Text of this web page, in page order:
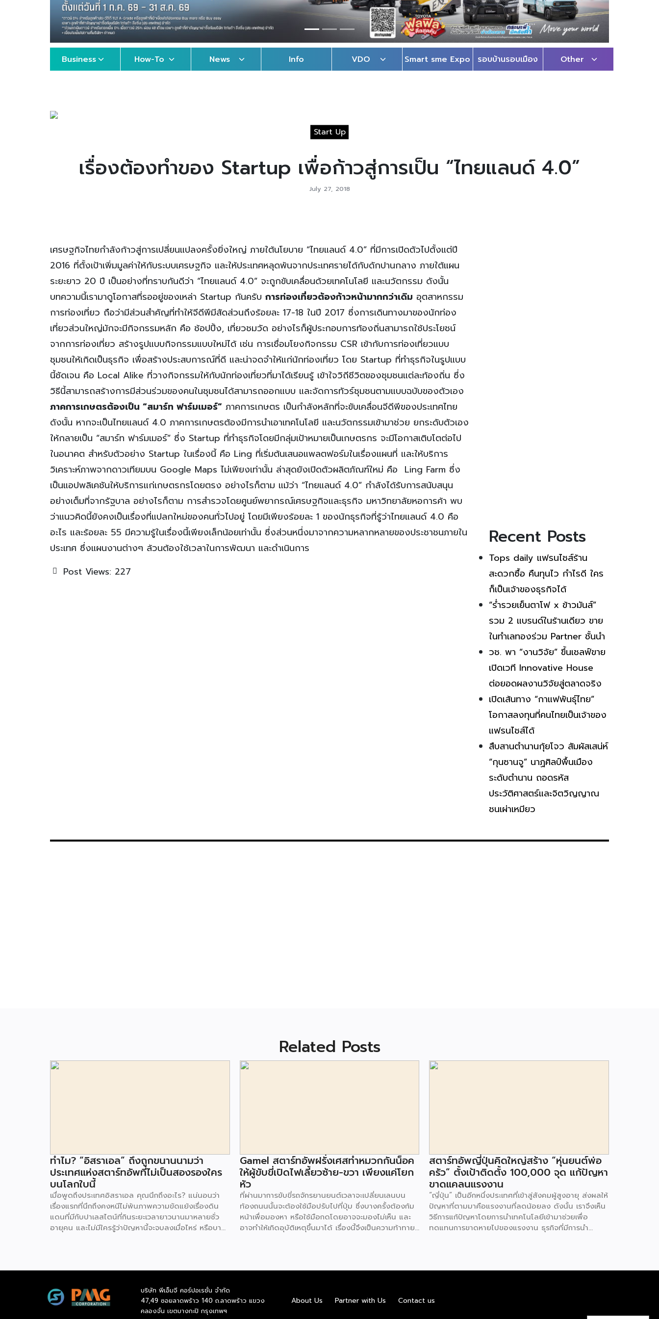
Business How-To News Info VDO Smart sme Expo รอบบ้านรอบเมือง Other
Start Up
เรื่องต้องทำของ Startup เพื่อก้าวสู่การเป็น “ไทยแลนด์ 4.0”
July 27, 2018
เศรษฐกิจไทยกำลังก้าวสู่การเปลี่ยนแปลงครั้งยิ่งใหญ่ ภายใต้นโยบาย “ไทยแลนด์ 4.0” ที่มีการเปิดตัวไปตั้งแต่ปี
2016 ที่ตั้งเป้าเพิ่มมูลค่าให้กับระบบเศรษฐกิจ และให้ประเทศหลุดพ้นจากประเทศรายได้กับดักปานกลาง ภายใต้แผน
ระยะยาว 20 ปี เป็นอย่างที่ทราบกันดีว่า “ไทยแลนด์ 4.0” จะถูกขับเคลื่อนด้วยเทคโนโลยี และนวัตกรรม ดังนั้น
บทความนี้เรามาดูโอกาสที่รออยู่ของเหล่า Startup กันครับ การท่องเที่ยวต้องก้าวหน้ามากกว่าเดิม อุตสาหกรรม
การท่องเที่ยว ถือว่ามีส่วนสำคัญที่ทำให้จีดีพีมีสัดส่วนถึงร้อยละ 17-18 ในปี 2017 ซึ่งการเดินทางมาของนักท่อง
เที่ยวส่วนใหญ่มักจะมีกิจกรรมหลัก คือ ช้อปปิ้ง, เที่ยวชมวัด อย่างไรก็ผู้ประกอบการท้องถิ่นสามารถใช้ประโยชน์
จากการท่องเที่ยว สร้างรูปแบบกิจกรรมแบบใหม่ได้ เช่น การเชื่อมโยงกิจกรรม CSR เข้ากับการท่องเที่ยวแบบ
ชุมชนให้เกิดเป็นธุรกิจ เพื่อสร้างประสบการณ์ที่ดี และน่าจดจำให้แก่นักท่องเที่ยว โดย Startup ที่ทำธุรกิจในรูปแบบ
นี้ชัดเจน คือ Local Alike ที่วางกิจกรรมให้กับนักท่องเที่ยวที่มาได้เรียนรู้ เข้าใจวิถีชีวิตของชุมชนแต่ละท้องถิ่น ซึ่ง
วิธีนี้สามารถสร้างการมีส่วนร่วมของคนในชุมชนได้สามารถออกแบบ และจัดการทัวร์ชุมชนตามแบบฉบับของตัวเอง
ภาคการเกษตรต้องเป็น “สมาร์ท ฟาร์มเมอร์” ภาคการเกษตร เป็นกำลังหลักที่จะขับเคลื่อนจีดีพีของประเทศไทย
ดังนั้น หากจะเป็นไทยแลนด์ 4.0 ภาคการเกษตรต้องมีการนำเอาเทคโนโลยี และนวัตกรรมเข้ามาช่วย ยกระดับตัวเอง
ให้กลายเป็น “สมาร์ท ฟาร์มเมอร์” ซึ่ง Startup ที่ทำธุรกิจโดยมีกลุ่มเป้าหมายเป็นเกษตรกร จะมีโอกาสเติบโตต่อไป
ในอนาคต สำหรับตัวอย่าง Startup ในเรื่องนี้ คือ Ling ที่เริ่มต้นเสนอแพลตฟอร์มในเรื่องแผนที่ และให้บริการ
วิเคราะห์ภาพจากดาวเทียมบน Google Maps ไม่เพียงเท่านั้น ล่าสุดยังเปิดตัวผลิตภัณฑ์ใหม่ คือ Ling Farm ซึ่ง
เป็นแอปพลิเคชันให้บริการแก่เกษตรกรโดยตรง อย่างไรก็ตาม แม้ว่า “ไทยแลนด์ 4.0” กำลังได้รับการสนับสนุน
อย่างเต็มที่จากรัฐบาล อย่างไรก็ตาม การสำรวจโดยศูนย์พยากรณ์เศรษฐกิจและธุรกิจ มหาวิทยาลัยหอการค้า พบ
ว่าแนวคิดนี้ยังคงเป็นเรื่องที่แปลกใหม่ของคนทั่วไปอยู่ โดยมีเพียงร้อยละ 1 ของนักธุรกิจที่รู้ว่าไทยแลนด์ 4.0 คือ
อะไร และร้อยละ 55 มีความรู้ในเรื่องนี้เพียงเล็กน้อยเท่านั้น ซึ่งส่วนหนึ่งมาจากความหลากหลายของประชาชนภายใน
ประเทศ ซึ่งแผนงานต่างๆ ล้วนต้องใช้เวลาในการพัฒนา และดำเนินการ
Post Views: 227
Recent Posts
Tops daily แฟรนไชส์ร้าน
สะดวกซื้อ คืนทุนไว กำไรดี ใคร
ก็เป็นเจ้าของธุรกิจได้
“ร่ำรวยเย็นตาโฟ x ข้าวมันส์”
รวม 2 แบรนด์ในร้านเดียว ขาย
ในทำเลทองร่วม Partner ชั้นนำ
วช. พา “งานวิจัย” ขึ้นเชลฟ์ขาย
เปิดเวที Innovative House
ต่อยอดผลงานวิจัยสู่ตลาดจริง
เปิดเส้นทาง “กาแฟพันธุ์ไทย”
โอกาสลงทุนที่คนไทยเป็นเจ้าของ
แฟรนไชส์ได้
สืบสานตำนานกุ้ยโจว สัมผัสเสน่ห์
“กุนซานจู” นาฏศิลป์พื้นเมือง
ระดับตำนาน ถอดรหัส
ประวัติศาสตร์และจิตวิญญาณ
ชนเผ่าเหมียว
Related Posts
ทำไม? “อิสราเอล” ถึงถูกขนานนามว่า
ประเทศแห่งสตาร์ทอัพที่ไม่เป็นสองรองใคร
บนโลกใบนี้
เมื่อพูดถึงประเทศอิสราเอล คุณนึกถึงอะไร? แน่นอนว่า
เรื่องแรกที่นึกถึงคงหนีไม่พ้นภาพความขัดแย้งเรื่องดิน
แดนที่มีกับปาเลสไตน์ที่กินระยะเวลายาวนานมาหลายชั่ว
อายุคน และไม่มีใครรู้ว่าปัญหานี้จะจบลงเมื่อไหร่ หรือบาง
ประเทศแห่งสตาร์ทอัพเลยทีเดียว เรียกได้ว่าเป็นเมืองแห่ง
คน หากย้อนปูมหลังพบว่าเป็นชาวยิวที่อพยพมาจากยุโรป
มาตั้งรกรากในดินแดนแห่งนี้ แต่ด้วยข้อจำกัดเรื่องของ
สภาพภูมิประเทศที่แห้งแล้ง ปลูกได้เฉพาะพืชเกษตรกรรม
Gamel สตาร์ทอัพฝรั่งเศสทำหมวกกันน็อค
ให้ผู้ขับขี่เปิดไฟเลี้ยวซ้าย-ขวา เพียงแค่โยก
หัว
ที่ผ่านมาการขับขี่รถจักรยานยนต์เวลาจะเปลี่ยนเลนบน
ท้องถนนนั้นจะต้องใช้มือปรับไปที่ปุ่ม ซึ่งบางครั้งต้องก้ม
หน้าเพื่อมองหา หรือใช้มือกดโดยอาจจะมองไม่เห็น และ
อาจทำให้เกิดอุบัติเหตุขึ้นมาได้ เรื่องนี้จึงเป็นความท้าทาย
ซ้าย หรือทางขวา สัญญาณไฟก็จะปรากฏขึ้น แจ้งให้ผู้ขับ
ต้องติดตั้งระบบเพิ่มเติมแต่อย่างใด โดยมีราคาอยู่ที่
สตาร์ทอัพญี่ปุ่นคิดใหญ่สร้าง “หุ่นยนต์พ่อ
ครัว” ตั้งเป้าติดตั้ง 100,000 จุด แก้ปัญหา
ขาดแคลนแรงงาน
“ญี่ปุ่น” เป็นอีกหนึ่งประเทศที่เข้าสู่สังคมผู้สูงอายุ ส่งผลให้
ปัญหาที่ตามมาคือแรงงานที่ลดน้อยลง ดังนั้น เราจึงเห็น
วิธีการแก้ปัญหาโดยการนำเทคโนโลยีเข้ามาช่วยเพื่อ
ทดแทนการขาดหายไปของแรงงาน ธุรกิจที่มีการนำ
ร้าน มาคราวนี้สตาร์ทอัพ New Innovations ทำการ
อาหาร โดยเป็นอีกหนึ่งบริการที่น่าสนใจไม่ใช่น้อย เพราะจะ
เป็นอีกหนึ่งเครื่องมือที่เข้ามาช่วยให้กระบวนการทำงาน
บริษัท พีเอ็มจี คอร์ปอเรชั่น จำกัด
47,49 ซอยลาดพร้าว 140 ถ.ลาดพร้าว แขวง
คลองจั่น เขตบางกะปิ กรุงเทพฯ
About Us Partner with Us Contact us